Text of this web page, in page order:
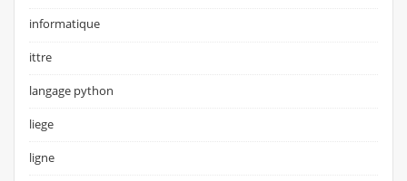
informatique
ittre
langage python
liege
ligne